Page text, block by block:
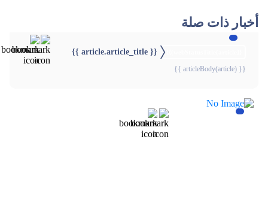
أخبار ذات صلة
{{ article.article_title }}
{{ articleBody(article) }}